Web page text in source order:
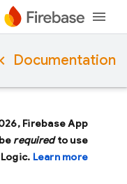
Documentation
Firebase App
requiredto use
Learn more.